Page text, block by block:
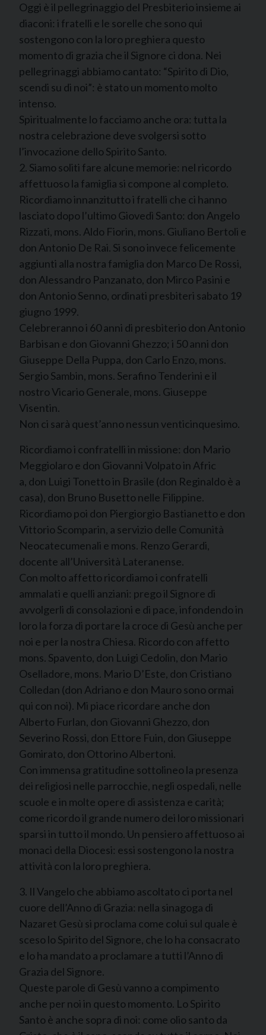
Oggi è il pellegrinaggio del Presbiterio insieme ai
diaconi: i fratelli e le sorelle che sono qui
sostengono con la loro preghiera questo
momento di grazia che il Signore ci dona. Nei
pellegrinaggi abbiamo cantato: “Spirito di Dio,
scendi su di noi”: è stato un momento molto
intenso.
Spiritualmente lo facciamo anche ora: tutta la
nostra celebrazione deve svolgersi sotto
l’invocazione dello Spirito Santo.
2. Siamo soliti fare alcune memorie: nel ricordo
affettuoso la famiglia si compone al completo.
Ricordiamo innanzitutto i fratelli che ci hanno
lasciato dopo l’ultimo Giovedì Santo: don Angelo
Rizzati, mons. Aldo Fiorin, mons. Giuliano Bertoli e
don Antonio De Rai. Si sono invece felicemente
aggiunti alla nostra famiglia don Marco De Rossi,
don Alessandro Panzanato, don Mirco Pasini e
don Antonio Senno, ordinati presbiteri sabato 19
giugno 1999.
Celebreranno i 60 anni di presbiterio don Antonio
Barbisan e don Giovanni Ghezzo; i 50 anni don
Giuseppe Della Puppa, don Carlo Enzo, mons.
Sergio Sambin, mons. Serafino Tenderini e il
nostro Vicario Generale, mons. Giuseppe
Visentin.
Non ci sarà quest’anno nessun venticinquesimo.
Ricordiamo i confratelli in missione: don Mario
Meggiolaro e don Giovanni Volpato in Afric
a, don Luigi Tonetto in Brasile (don Reginaldo è a
casa), don Bruno Busetto nelle Filippine.
Ricordiamo poi don Piergiorgio Bastianetto e don
Vittorio Scomparin, a servizio delle Comunità
Neocatecumenali e mons. Renzo Gerardi,
docente all’Università Lateranense.
Con molto affetto ricordiamo i confratelli
ammalati e quelli anziani: prego il Signore di
avvolgerli di consolazioni e di pace, infondendo in
loro la forza di portare la croce di Gesù anche per
noi e per la nostra Chiesa. Ricordo con affetto
mons. Spavento, don Luigi Cedolin, don Mario
Oselladore, mons. Mario D’Este, don Cristiano
Colledan (don Adriano e don Mauro sono ormai
qui con noi). Mi piace ricordare anche don
Alberto Furlan, don Giovanni Ghezzo, don
Severino Rossi, don Ettore Fuin, don Giuseppe
Gomirato, don Ottorino Albertoni.
Con immensa gratitudine sottolineo la presenza
dei religiosi nelle parrocchie, negli ospedali, nelle
scuole e in molte opere di assistenza e carità;
come ricordo il grande numero dei loro missionari
sparsi in tutto il mondo. Un pensiero affettuoso ai
monaci della Diocesi: essi sostengono la nostra
attività con la loro preghiera.
3. Il Vangelo che abbiamo ascoltato ci porta nel
cuore dell’Anno di Grazia: nella sinagoga di
Nazaret Gesù si proclama come colui sul quale è
sceso lo Spirito del Signore, che lo ha consacrato
e lo ha mandato a proclamare a tutti l’Anno di
Grazia del Signore.
Queste parole di Gesù vanno a compimento
anche per noi in questo momento. Lo Spirito
Santo è anche sopra di noi: come olio santo da